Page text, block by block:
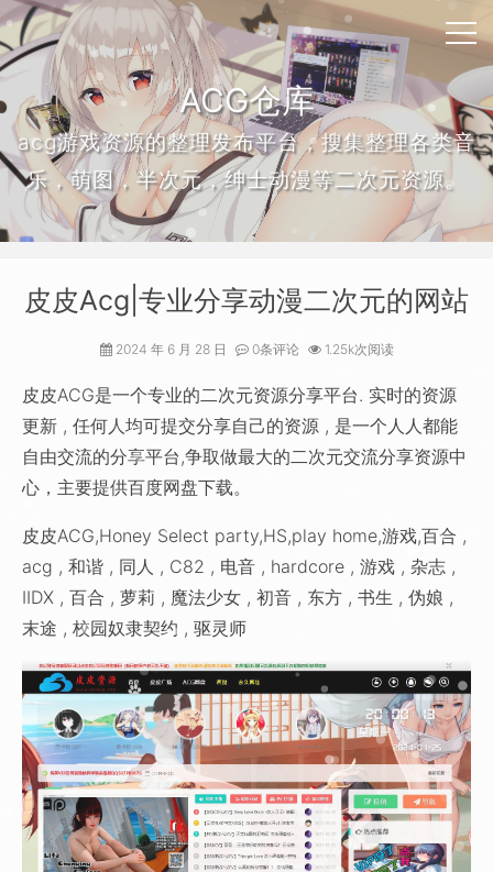
ACG仓库
acg游戏资源的整理发布平台，搜集整理各类音
乐，萌图，半次元，绅士动漫等二次元资源。
皮皮Acg|专业分享动漫二次元的网站
2024 年 6 月 28 日 0条评论 1.25k次阅读
皮皮ACG是一个专业的二次元资源分享平台. 实时的资源
更新 , 任何人均可提交分享自己的资源 , 是一个人人都能
自由交流的分享平台,争取做最大的二次元交流分享资源中
心，主要提供百度网盘下载。
皮皮ACG,Honey Select party,HS,play home,游戏,百合 ,
acg , 和谐 , 同人 , C82 , 电音 , hardcore , 游戏 , 杂志 ,
IIDX , 百合 , 萝莉 , 魔法少女 , 初音 , 东方 , 书生 , 伪娘 ,
末途 , 校园奴隶契约 , 驱灵师